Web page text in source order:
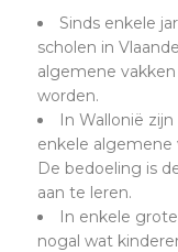
Sinds enkele
scholen in
algemene
worden.
In Wallonië
enkele algemene
De bedoeling is
aan te leren.
In enkele
nogal wat